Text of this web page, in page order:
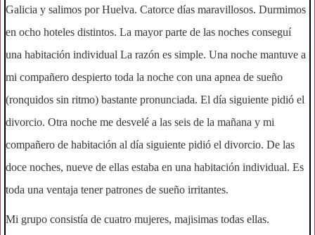
Galicia y salimos por Huelva. Catorce días maravillosos. Durmimos
en ocho hoteles distintos. La mayor parte de las noches conseguí
una habitación individual La razón es simple. Una noche mantuve a
mi compañero despierto toda la noche con una apnea de sueño
(ronquidos sin ritmo) bastante pronunciada. El día siguiente pidió el
divorcio. Otra noche me desvelé a las seis de la mañana y mi
compañero de habitación al día siguiente pidió el divorcio. De las
doce noches, nueve de ellas estaba en una habitación individual. Es
toda una ventaja tener patrones de sueño irritantes.
Mi grupo consistía de cuatro mujeres, majisimas todas ellas.